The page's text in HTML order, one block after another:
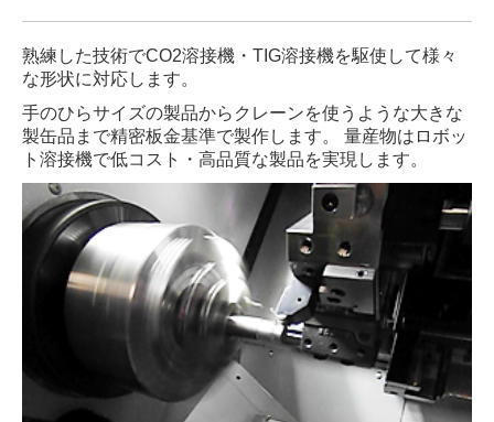
熟練した技術でCO2溶接機・TIG溶接機を駆使して様々
な形状に対応します。
手のひらサイズの製品からクレーンを使うような大きな
製缶品まで精密板金基準で製作します。 量産物はロボッ
ト溶接機で低コスト・高品質な製品を実現します。